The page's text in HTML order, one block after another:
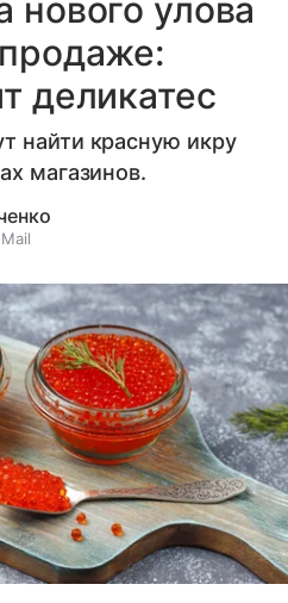
нового улова
деликатес
найти красную икру
магазинов.